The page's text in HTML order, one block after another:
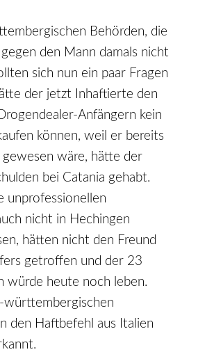
Behörden, die
den Mann damals nicht
sich nun ein paar Fragen
der jetzt Inhaftierte den
Anfängern kein
können, weil er bereits
wäre, hätte der
bei Catania gehabt.
unprofessionellen
nicht in Hechingen
hätten nicht den Freund
getroffen und der 23
würde heute noch leben.
württembergischen
den Haftbefehl aus Italien